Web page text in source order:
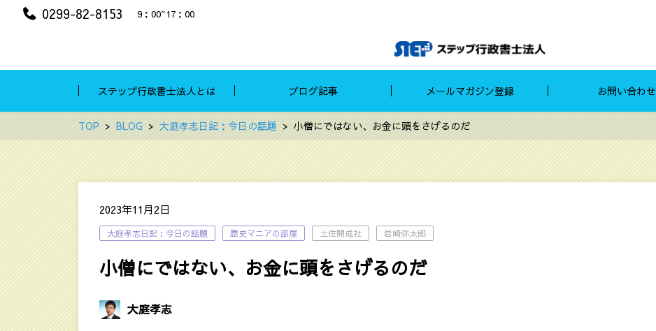
0299-82-8153 9：00~17：00
ステップ行政書士法人とは ブログ記事 メールマガジン登録 お問い合わせ
TOP BLOG 大庭孝志日記：今日の話題 小僧にではない、お金に頭をさげるのだ
2023年11月2日
大庭孝志日記：今日の話題 歴史マニアの部屋 土佐開成社 岩崎弥太郎
小僧にではない、お金に頭をさげるのだ
大庭孝志